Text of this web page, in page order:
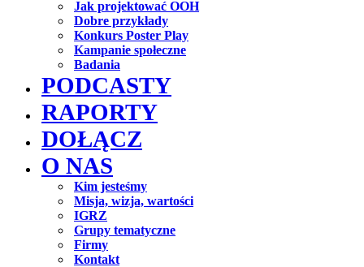
Jak projektować OOH
Dobre przykłady
Konkurs Poster Play
Kampanie społeczne
Badania
PODCASTY
RAPORTY
DOŁĄCZ
O NAS
Kim jesteśmy
Misja, wizja, wartości
IGRZ
Grupy tematyczne
Firmy
Kontakt